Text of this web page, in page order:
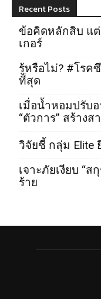
Recent Posts
ข้อคิดหลักสิบ แ
เกอร์
รู้หรือไม่? #โรค
ที่สุด
เมื่อน้ำหอมปรับ
“ตัวการ” สร้างส
วิจัยชี้ กลุ่ม Elite
เจาะภัยเงียบ “ส
ร้าย